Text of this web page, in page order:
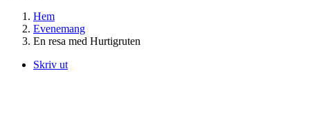
Hem
Evenemang
En resa med Hurtigruten
Skriv ut